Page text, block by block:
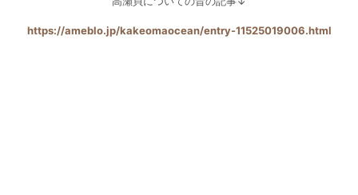
https://ameblo.jp/kakeomaocean/entry-11525019006.html